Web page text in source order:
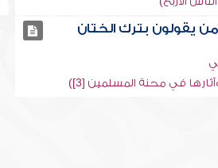
يقولون بترك الختان
في محنة المسلمين [3])